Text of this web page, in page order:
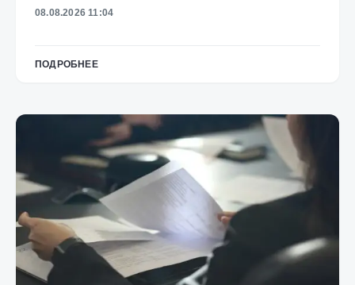
08.08.2026 11:04
ПОДРОБНЕЕ